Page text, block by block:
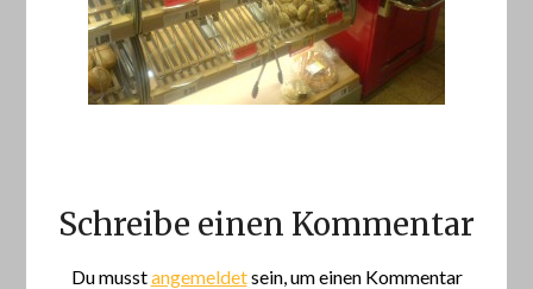
Schreibe einen Kommentar
Du musstangemeldetsein, um einen Kommentar